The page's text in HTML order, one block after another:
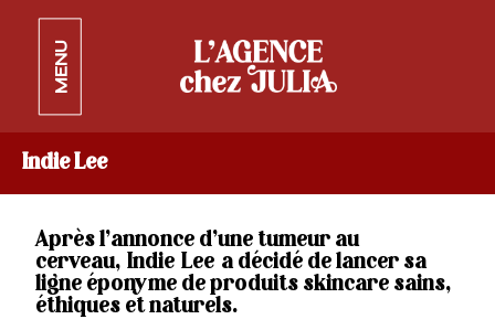
MENU
Indie Lee
Après l’annonce d’une tumeur au
cerveau, Indie Lee a décidé de lancer sa
ligne éponyme de produits skincare sains,
éthiques et naturels.